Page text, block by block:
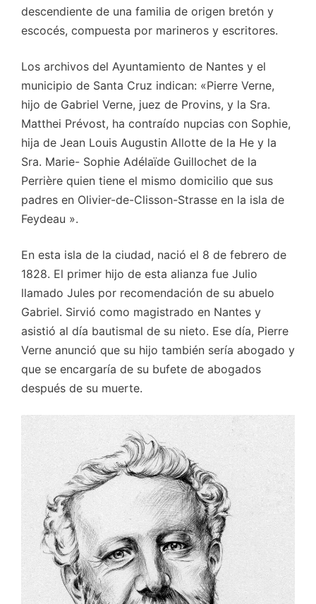
descendiente de una familia de origen bretón y
escocés, compuesta por marineros y escritores.
Los archivos del Ayuntamiento de Nantes y el
municipio de Santa Cruz indican: «Pierre Verne,
hijo de Gabriel Verne, juez de Provins, y la Sra.
Matthei Prévost, ha contraído nupcias con Sophie,
hija de Jean Louis Augustin Allotte de la He y la
Sra. Marie- Sophie Adélaïde Guillochet de la
Perrière quien tiene el mismo domicilio que sus
padres en Olivier-de-Clisson-Strasse en la isla de
Feydeau ».
En esta isla de la ciudad, nació el 8 de febrero de
1828. El primer hijo de esta alianza fue Julio
llamado Jules por recomendación de su abuelo
Gabriel. Sirvió como magistrado en Nantes y
asistió al día bautismal de su nieto. Ese día, Pierre
Verne anunció que su hijo también sería abogado y
que se encargaría de su bufete de abogados
después de su muerte.